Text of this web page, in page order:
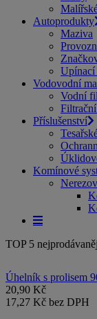
Autoprodukty
Maziva
Upínací
Vodovodní
Vodní
Příslušenství
Komínové
TOP 5
Úhelník s prolisem
20,90 Kč
17,27 Kč bez DPH